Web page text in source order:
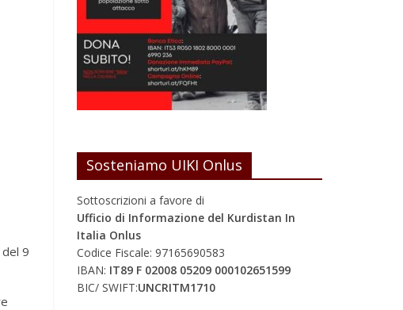
9
Sosteniamo UIKI Onlus
Sottoscrizioni a favore di
Ufficio di Informazione del Kurdistan In
Italia Onlus
Codice Fiscale: 97165690583
IBAN: IT89 F 02008 05209 000102651599
BIC/ SWIFT:UNCRITM1710